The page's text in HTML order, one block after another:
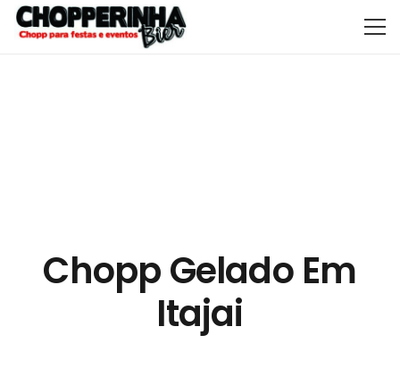
Chopp Gelado Em
Itajai